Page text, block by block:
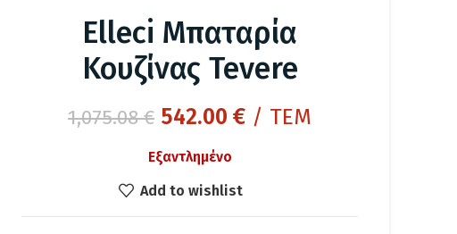
Elleci Μπαταρία
Κουζίνας Tevere
1,075.08€ Original
was:
1,075.08 €.
542.00 €Η
542.00 €.
/ ΤΕΜ
Εξαντλημένο
Add to wishlist